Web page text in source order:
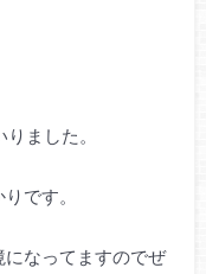
ました。
です。
なってますのでぜ